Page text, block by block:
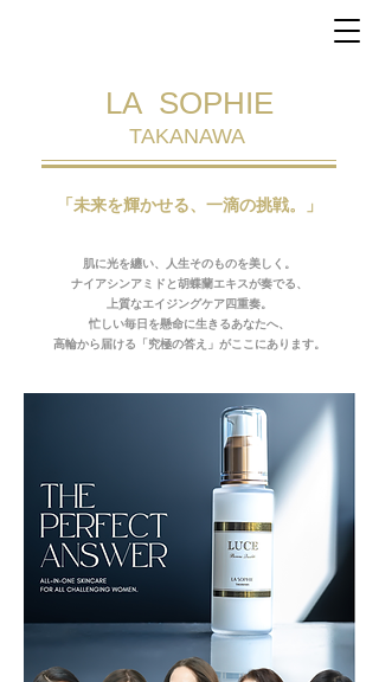
「未来を輝かせる、一滴の挑戦。」
肌に光を纏い、人生そのものを美しく。
ナイアシンアミドと胡蝶蘭エキスが奏でる、
上質なエイジングケア四重奏。
忙しい毎日を懸命に生きるあなたへ、
高輪から届ける「究極の答え」がここにあります。
LA SOPHIE
​TAKANAWA